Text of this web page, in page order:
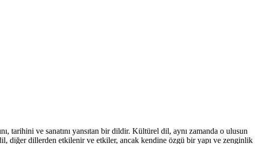
ve sanatını yansıtan bir dildir. Kültürel dil, aynı zamanda o ulusun
diğer dillerden etkilenir ve etkiler, ancak kendine özgü bir yapı ve zenginlik